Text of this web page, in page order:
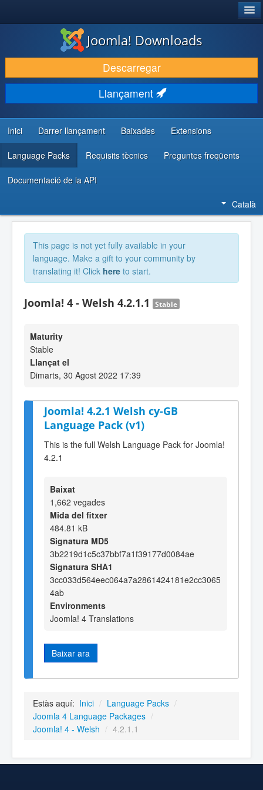
DESCARREGA & AMPLIA
DESCOBRIR & APRENDRE
COMUNITAT & SUPORT
RECURSOS PER DESENVOLUPADORS/ES
Joomla! Downloads
Descarregar
Llançament
Inici Darrer llançament Baixades Extensions
Language Packs Requisits tècnics Preguntes freqüents
Documentació de la API
Català
This page is not yet fully available in your
language. Make a gift to your community by
translating it! Click here to start.
Joomla! 4 - Welsh 4.2.1.1 Stable
Maturity
Stable
Llançat el
Dimarts, 30 Agost 2022 17:39
Joomla! 4.2.1 Welsh cy-GB
Language Pack (v1)
This is the full Welsh Language Pack for Joomla!
4.2.1
Baixat
1,662 vegades
Mida del fitxer
484.81 kB
Signatura MD5
3b2219d1c5c37bbf7a1f39177d0084ae
Signatura SHA1
3cc033d564eec064a7a2861424181e2cc3065
4ab
Environments
Joomla! 4 Translations
Baixar ara
Estàs aquí: Inici / Language Packs /
Joomla 4 Language Packages /
Joomla! 4 - Welsh / 4.2.1.1